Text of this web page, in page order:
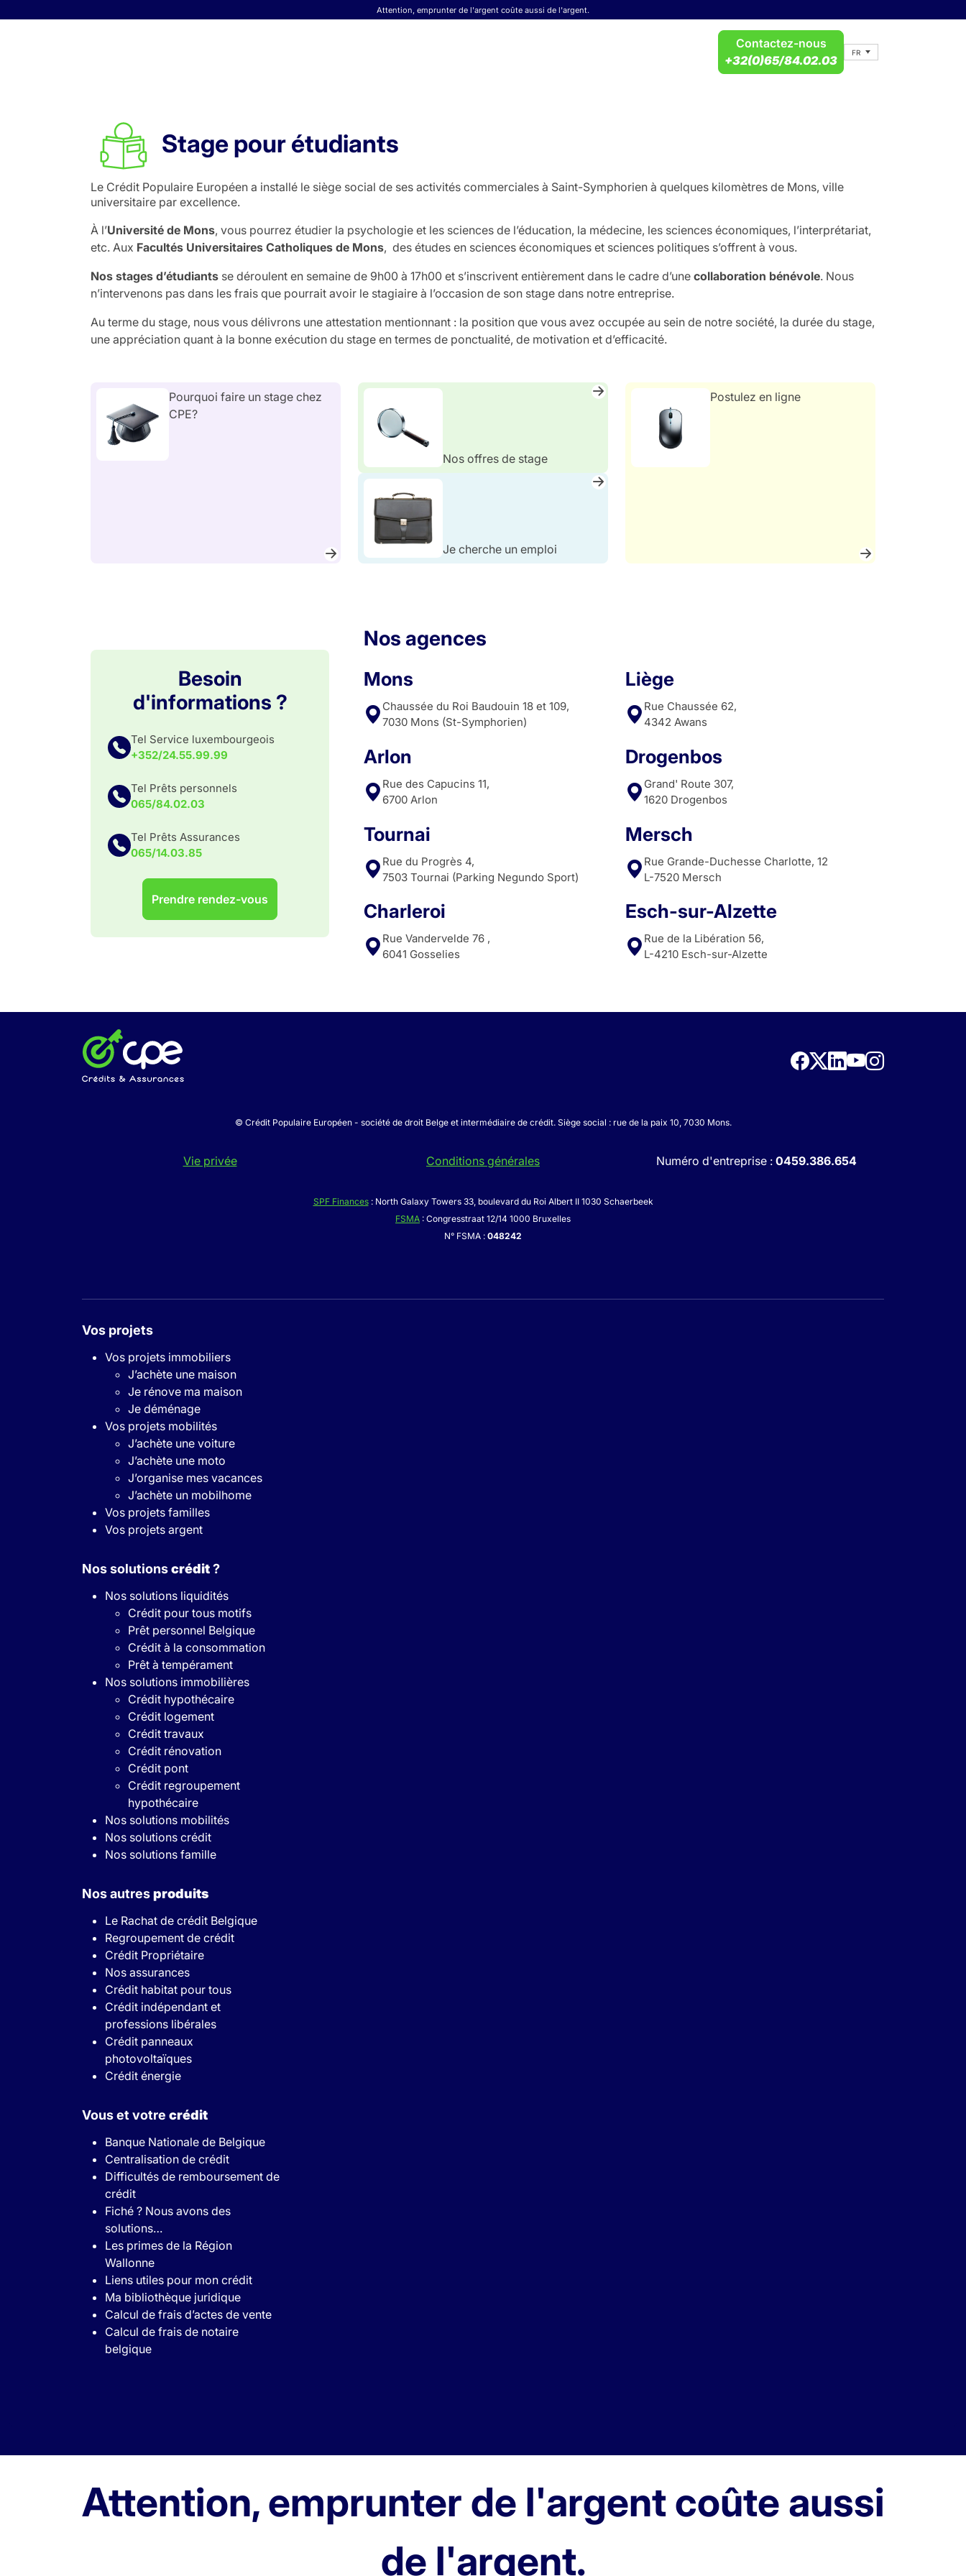
Attention, emprunter de l'argent coûte aussi de l'argent.
FR
Contactez-nous
+32(0)65/84.02.03
Stage pour étudiants
Le Crédit Populaire Européen a installé le siège social de ses activités commerciales à Saint-Symphorien à quelques kilomètres de Mons, ville
universitaire par excellence.
À l’Université de Mons, vous pourrez étudier la psychologie et les sciences de l’éducation, la médecine, les sciences économiques, l’interprétariat,
etc. Aux Facultés Universitaires Catholiques de Mons, des études en sciences économiques et sciences politiques s’offrent à vous.
Nos stages d’étudiants se déroulent en semaine de 9h00 à 17h00 et s’inscrivent entièrement dans le cadre d’une collaboration bénévole. Nous
n’intervenons pas dans les frais que pourrait avoir le stagiaire à l’occasion de son stage dans notre entreprise.
Au terme du stage, nous vous délivrons une attestation mentionnant : la position que vous avez occupée au sein de notre société, la durée du stage,
une appréciation quant à la bonne exécution du stage en termes de ponctualité, de motivation et d’efficacité.
Pourquoi faire un stage chez
CPE?
Nos offres de stage
Je cherche un emploi
Postulez en ligne
Besoin
d'informations ?
Tel Service luxembourgeois
+352/24.55.99.99
Tel Prêts personnels
065/84.02.03
Tel Prêts Assurances
065/14.03.85
Prendre rendez-vous
Nos agences
Mons
Chaussée du Roi Baudouin 18 et 109,
7030 Mons (St-Symphorien)
Arlon
Rue des Capucins 11,
6700 Arlon
Tournai
Rue du Progrès 4,
7503 Tournai (Parking Negundo Sport)
Charleroi
Rue Vandervelde 76 ,
6041 Gosselies
Liège
Rue Chaussée 62,
4342 Awans
Drogenbos
Grand' Route 307,
1620 Drogenbos
Mersch
Rue Grande-Duchesse Charlotte, 12
L-7520 Mersch
Esch-sur-Alzette
Rue de la Libération 56,
L-4210 Esch-sur-Alzette
© Crédit Populaire Européen - société de droit Belge et intermédiaire de crédit. Siège social : rue de la paix 10, 7030 Mons.
Vie privée Conditions générales Numéro d'entreprise : 0459.386.654
SPF Finances: North Galaxy Towers 33, boulevard du Roi Albert II 1030 Schaerbeek
FSMA : Congresstraat 12/14 1000 Bruxelles
N° FSMA : 048242
Vos projets
Vos projets immobiliers
J’achète une maison
Je rénove ma maison
Je déménage
Vos projets mobilités
J’achète une voiture
J’achète une moto
J’organise mes vacances
J’achète un mobilhome
Vos projets familles
Vos projets argent
Nos solutionscrédit?
Nos solutions liquidités
Crédit pour tous motifs
Prêt personnel Belgique
Crédit à la consommation
Prêt à tempérament
Nos solutions immobilières
Crédit hypothécaire
Crédit logement
Crédit travaux
Crédit rénovation
Crédit pont
Crédit regroupement
hypothécaire
Nos solutions mobilités
Nos solutions crédit
Nos solutions famille
Nos autresproduits
Le Rachat de crédit Belgique
Regroupement de crédit
Crédit Propriétaire
Nos assurances
Crédit habitat pour tous
Crédit indépendant et
professions libérales
Crédit panneaux
photovoltaïques
Crédit énergie
Vous et votre crédit
Banque Nationale de Belgique
Centralisation de crédit
Difficultés de remboursement de
crédit
Fiché ? Nous avons des
solutions…
Les primes de la Région
Wallonne
Liens utiles pour mon crédit
Ma bibliothèque juridique
Calcul de frais d’actes de vente
Calcul de frais de notaire
belgique
Attention, emprunter de l'argent coûte aussi
de l'argent.